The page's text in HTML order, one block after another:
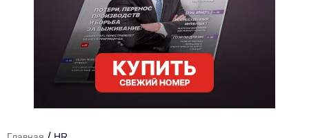
Регулирование
Премия "Тульский Бизнес"
История тульского предпринимательства